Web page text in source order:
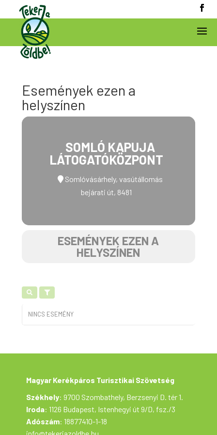
Események ezen a
helyszínen
SOMLÓ KAPUJA
LÁTOGATÓKÖZPONT
Somlóvásárhely, vasútállomás
bejárati út, 8481
ESEMÉNYEK EZEN A
HELYSZÍNEN
NINCS ESEMÉNY
Magyar Kerékpáros Turisztikai Szövetség
Székhely: 9700 Szombathely, Berzsenyi D. tér 1.
Iroda: 1126 Budapest, Istenhegyi út 9/D, fsz./3
Adószám: 18877410-1-18